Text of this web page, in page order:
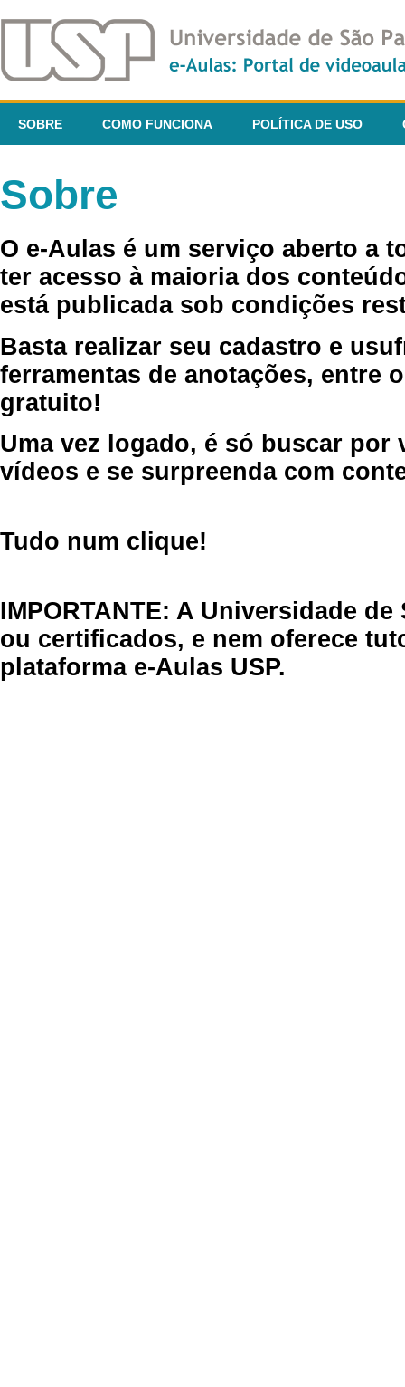
SOBRE COMO FUNCIONA POLÍTICA DE USO
Sobre
O e-Aulas é um serviço aberto a
ter acesso à maioria dos
está publicada sob condições
Basta realizar seu cadastro e
ferramentas de anotações, entre
gratuito!
Uma vez logado, é só buscar por
vídeos e se surpreenda com
Tudo num clique!
IMPORTANTE: A Universidade
ou certificados, e nem oferece
plataforma e-Aulas USP.